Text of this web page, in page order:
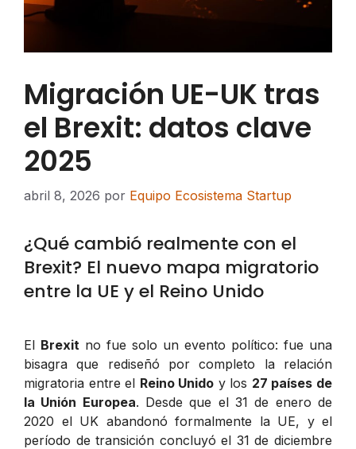
Migración UE-UK tras
el Brexit: datos clave
2025
abril 8, 2026 por Equipo Ecosistema Startup
¿Qué cambió realmente con el
Brexit? El nuevo mapa migratorio
entre la UE y el Reino Unido
El Brexit no fue solo un evento político: fue una
bisagra que rediseñó por completo la relación
migratoria entre el Reino Unido y los 27 países de
la Unión Europea. Desde que el 31 de enero de
2020 el UK abandonó formalmente la UE, y el
período de transición concluyó el 31 de diciembre